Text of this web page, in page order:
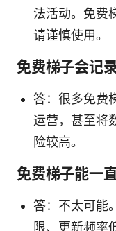
法活动。免费
请谨慎使用。
免费梯子会记
答：很多免费
运营，甚至将
险较高。
免费梯子能一
答：不太可能
限、更新频率